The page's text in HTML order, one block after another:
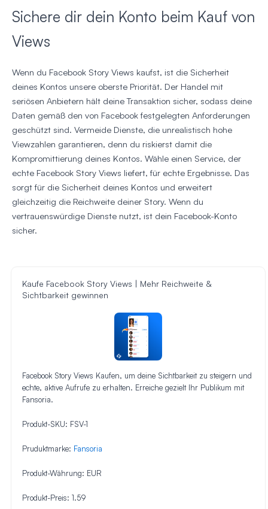
Sichere dir dein Konto beim Kauf von
Views
Wenn du Facebook Story Views kaufst, ist die Sicherheit
deines Kontos unsere oberste Priorität. Der Handel mit
seriösen Anbietern hält deine Transaktion sicher, sodass deine
Daten gemäß den von Facebook festgelegten Anforderungen
geschützt sind. Vermeide Dienste, die unrealistisch hohe
Viewzahlen garantieren, denn du riskierst damit die
Kompromittierung deines Kontos. Wähle einen Service, der
echte Facebook Story Views liefert, für echte Ergebnisse. Das
sorgt für die Sicherheit deines Kontos und erweitert
gleichzeitig die Reichweite deiner Story. Wenn du
vertrauenswürdige Dienste nutzt, ist dein Facebook-Konto
sicher.
Kaufe Facebook Story Views | Mehr Reichweite &
Sichtbarkeit gewinnen
Facebook Story Views Kaufen, um deine Sichtbarkeit zu steigern und
echte, aktive Aufrufe zu erhalten. Erreiche gezielt Ihr Publikum mit
Fansoria.
Produkt-SKU: FSV-1
Pruduktmarke: Fansoria
Produkt-Währung: EUR
Produkt-Preis: 1.59